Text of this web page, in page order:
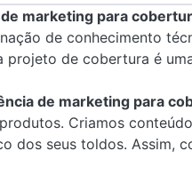
marketing para
de conhecimento
projeto de cobertura é
de marketing para
Criamos
dos seus toldos. Assim,